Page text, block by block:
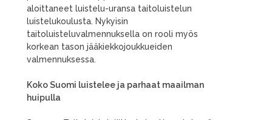
aloittaneet luistelu-uransa taitoluistelun
luistelukoulusta. Nykyisin
taitoluisteluvalmennuksella on rooli myös
korkean tason jääkiekkojoukkueiden
valmennuksessa.
Koko Suomi luistelee ja parhaat maailman
huipulla